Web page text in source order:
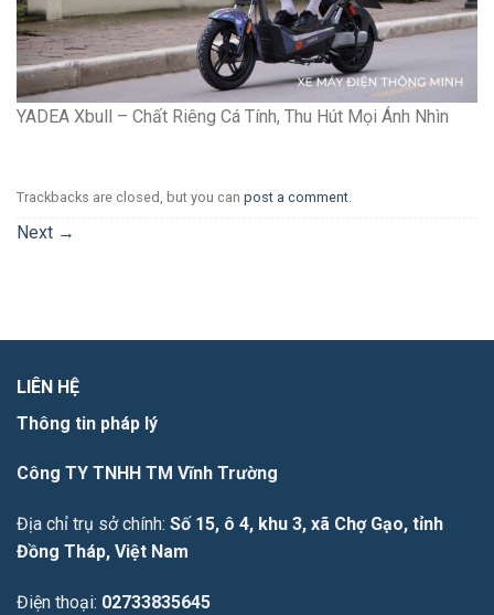
YADEA Xbull – Chất Riêng Cá Tính, Thu Hút Mọi Ánh Nhìn
Trackbacks are closed, but you can post a comment
Next →
LIÊN HỆ
Thông tin pháp lý
Công TY TNHH TM Vĩnh Trường
Địa chỉ trụ sở chính: Số 15, ô 4, khu 3, xã Chợ Gạo, tỉnh
Đồng Tháp, Việt Nam
Điện thoại: 02733835645